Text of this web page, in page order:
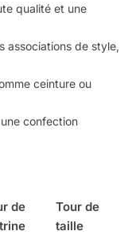
qualité et une
associations de style,
ceinture ou
confection
de
Tour de
taille